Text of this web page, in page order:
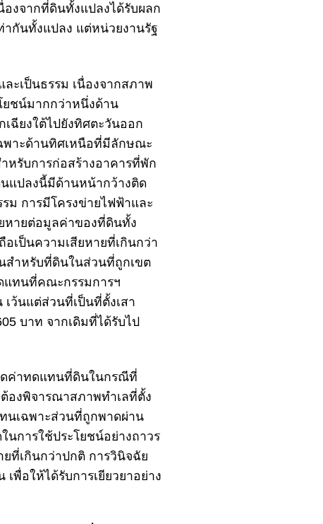
องจากที่ดินทั้งแปลงได้รับผลก
กันทั้งแปลง แต่หน่วยงานรัฐ
ละเป็นธรรม เนื่องจากสภาพ
ยชน์มากกว่าหนึ่งด้าน
ฉียงใต้ไปยังทิศตะวันออก
พาะด้านทิศเหนือที่มีลักษณะ
หรับการก่อสร้างอาคารที่พัก
นแปลงนี้มีด้านหน้ากว้างติด
ม การมีโครงข่ายไฟฟ้าและ
หายต่อมูลค่าของที่ดินทั้ง
อเป็นความเสียหายที่เกินกว่า
สำหรับที่ดินในส่วนที่ถูกเขต
แทนที่คณะกรรมการฯ
ว้นแต่ส่วนที่เป็นที่ตั้งเสา
บาท จากเดิมที่ได้รับไป
ค่าทดแทนที่ดินในกรณีที่
องพิจารณาสภาพทำเลที่ตั้ง
นเฉพาะส่วนที่ถูกพาดผ่าน
นการใช้ประโยชน์อย่างถาวร
ยที่เกินกว่าปกติการวินิจฉัย
เพื่อให้ได้รับการเยียวยาอย่าง